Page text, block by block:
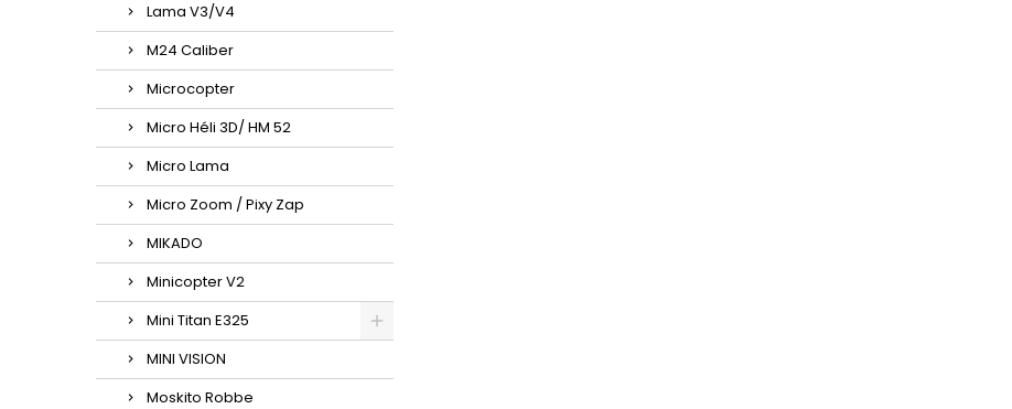
Lama V3/V4
M24 Caliber
Microcopter
Micro Héli 3D/ HM 52
Micro Lama
Micro Zoom / Pixy Zap
MIKADO
Minicopter V2
Mini Titan E325
MINI VISION
Moskito Robbe